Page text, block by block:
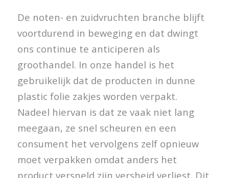
De noten- en zuidvruchten branche blijft
voortdurend in beweging en dat dwingt
ons continue te anticiperen als
groothandel. In onze handel is het
gebruikelijk dat de producten in dunne
plastic folie zakjes worden verpakt.
Nadeel hiervan is dat ze vaak niet lang
meegaan, ze snel scheuren en een
consument het vervolgens zelf opnieuw
moet verpakken omdat anders het
product versneld zijn versheid verliest. Dit